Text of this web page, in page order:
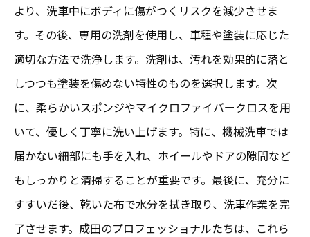
より、洗車中にボディに傷がつくリスクを減少させま
す。その後、専用の洗剤を使用し、車種や塗装に応じた
適切な方法で洗浄します。洗剤は、汚れを効果的に落と
しつつも塗装を傷めない特性のものを選択します。次
に、柔らかいスポンジやマイクロファイバークロスを用
いて、優しく丁寧に洗い上げます。特に、機械洗車では
届かない細部にも手を入れ、ホイールやドアの隙間など
もしっかりと清掃することが重要です。最後に、充分に
すすいだ後、乾いた布で水分を拭き取り、洗車作業を完
了させます。成田のプロフェッショナルたちは、これら